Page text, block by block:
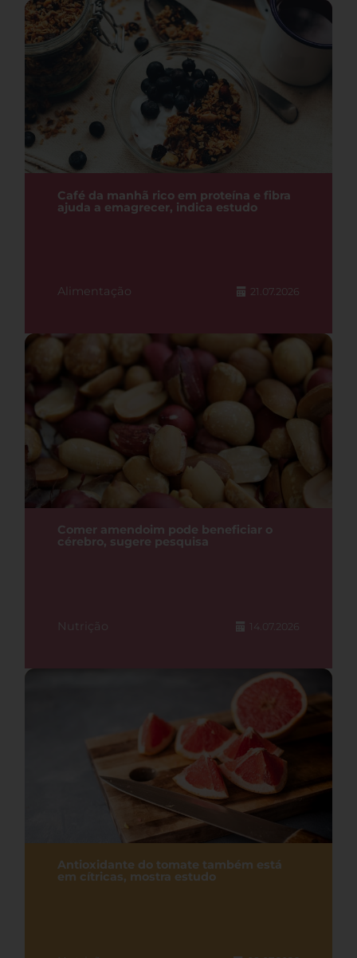
Café da manhã rico em proteína e fibra
ajuda a emagrecer, indica estudo
Alimentação 21.07.2026
Comer amendoim pode beneficiar o
cérebro, sugere pesquisa
Nutrição 14.07.2026
Antioxidante do tomate também está
em cítricas, mostra estudo